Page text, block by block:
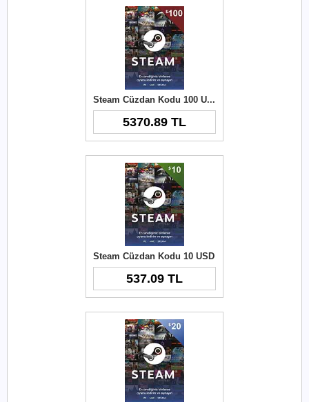
Steam Cüzdan Kodu 100 USD
5370.89 TL
Steam Cüzdan Kodu 10 USD
537.09 TL